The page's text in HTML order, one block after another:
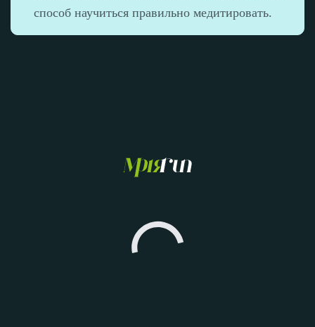
способ научиться правильно медитировать.